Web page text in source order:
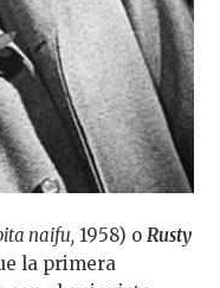
naifu, 1958) o Rusty
la primera